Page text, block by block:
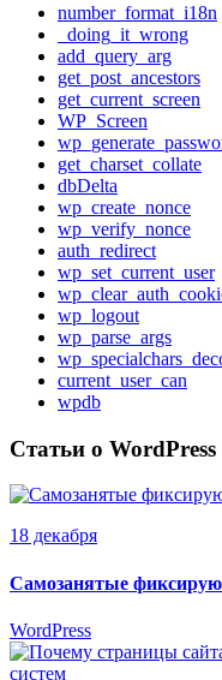
number_format_i18n
_doing_it_wrong
add_query_arg
get_post_ancestors
get_current_screen
WP_Screen
get_charset_collate
dbDelta
wp_create_nonce
wp_verify_nonce
auth_redirect
wp_set_current_user
wp_logout
wp_parse_args
current_user_can
wpdb
Статьи о WordPress
18 декабря
Самозанятые
WordPress